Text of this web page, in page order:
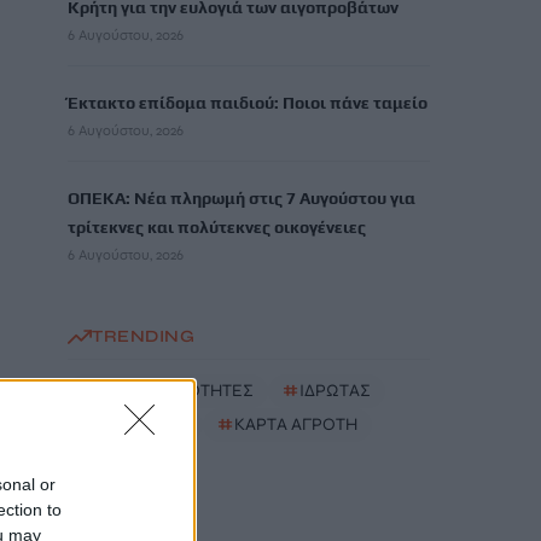
or
to
may
Κρήτη για την ευλογιά των αιγοπροβάτων
6 Αυγούστου, 2026
Έκτακτο επίδομα παιδιού: Ποιοι πάνε ταμείο
6 Αυγούστου, 2026
ΟΠΕΚΑ: Νέα πληρωμή στις 7 Αυγούστου για
τρίτεκνες και πολύτεκνες οικογένειες
6 Αυγούστου, 2026
TRENDING
ΝΕΕΣ ΤΑΥΤΟΤΗΤΕΣ #ΙΔΡΩΤΑΣ
ΚΑΚΟΣΜΙΑ #ΚΑΡΤΑ ΑΓΡΟΤΗ